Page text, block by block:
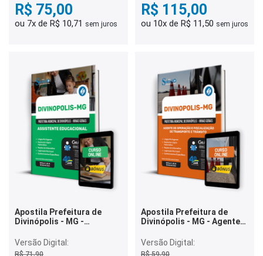
R$ 75,00
ou 7x de R$ 10,71 sem juros
R$ 115,00
ou 10x de R$ 11,50 sem juros
Apostila Prefeitura de
Divinópolis - MG -
Versão Digital:
R$ 71,90
Apostila Prefeitura de
Divinópolis - MG - Agente
Fiscalização de
Transporte e Trânsito
Versão Digital:
R$ 59,90